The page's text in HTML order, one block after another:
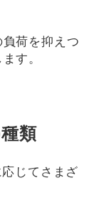
荷を抑えつ
す。
類
じてさまざ